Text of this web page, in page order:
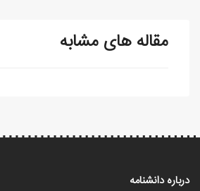
مقاله های مشابه
درباره دانشنامه